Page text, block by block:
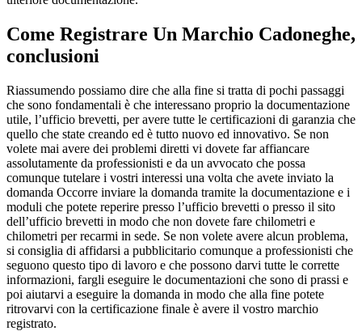
Come Registrare Un Marchio Cadoneghe,
conclusioni
Riassumendo possiamo dire che alla fine si tratta di pochi passaggi
che sono fondamentali è che interessano proprio la documentazione
utile, l’ufficio brevetti, per avere tutte le certificazioni di garanzia che
quello che state creando ed è tutto nuovo ed innovativo. Se non
volete mai avere dei problemi diretti vi dovete far affiancare
assolutamente da professionisti e da un avvocato che possa
comunque tutelare i vostri interessi una volta che avete inviato la
domanda Occorre inviare la domanda tramite la documentazione e i
moduli che potete reperire presso l’ufficio brevetti o presso il sito
dell’ufficio brevetti in modo che non dovete fare chilometri e
chilometri per recarmi in sede. Se non volete avere alcun problema,
si consiglia di affidarsi a pubblicitario comunque a professionisti che
seguono questo tipo di lavoro e che possono darvi tutte le corrette
informazioni, fargli eseguire le documentazioni che sono di prassi e
poi aiutarvi a eseguire la domanda in modo che alla fine potete
ritrovarvi con la certificazione finale è avere il vostro marchio
registrato.